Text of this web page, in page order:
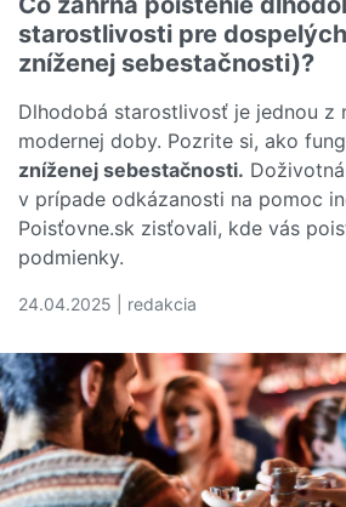
starostlivosti pre
zníženej sebestačnosti)?
Dlhodobá starostlivosť je jednou z
modernej doby. Pozrite si, ako
zníženej sebestačnosti.
v prípade odkázanosti na pomoc
Poisťovne.sk zisťovali, kde vás
podmienky.
24.04.2025 | redakcia